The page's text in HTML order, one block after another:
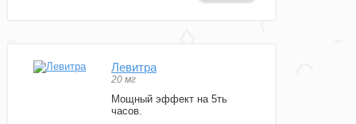
Левитра
20 мг
Мощный эффект на 5ть
часов.